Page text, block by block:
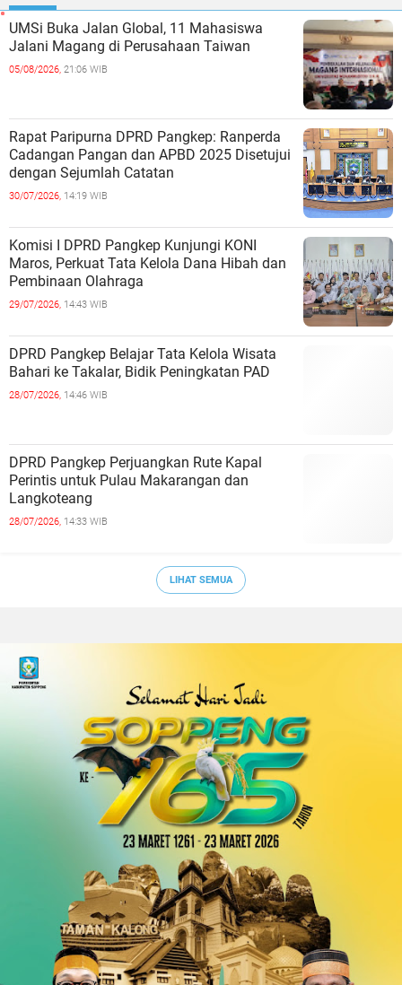
UMSi Buka Jalan Global, 11 Mahasiswa
Jalani Magang di Perusahaan Taiwan
05/08/2026, 21:06 WIB
Rapat Paripurna DPRD Pangkep: Ranperda
Cadangan Pangan dan APBD 2025 Disetujui
dengan Sejumlah Catatan
30/07/2026, 14:19 WIB
Komisi I DPRD Pangkep Kunjungi KONI
Maros, Perkuat Tata Kelola Dana Hibah dan
Pembinaan Olahraga
29/07/2026, 14:43 WIB
DPRD Pangkep Belajar Tata Kelola Wisata
Bahari ke Takalar, Bidik Peningkatan PAD
28/07/2026, 14:46 WIB
DPRD Pangkep Perjuangkan Rute Kapal
Perintis untuk Pulau Makarangan dan
Langkoteang
28/07/2026, 14:33 WIB
LIHAT SEMUA